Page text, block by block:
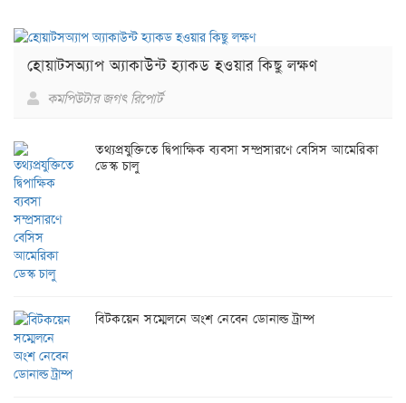
হোয়াটসঅ্যাপ অ্যাকাউন্ট হ্যাকড হওয়ার কিছু লক্ষণ
কমপিউটার জগৎ রিপোর্ট
তথ্যপ্রযুক্তিতে দ্বিপাক্ষিক ব্যবসা সম্প্রসারণে বেসিস আমেরিকা
ডেস্ক চালু
বিটকয়েন সম্মেলনে অংশ নেবেন ডোনাল্ড ট্রাম্প